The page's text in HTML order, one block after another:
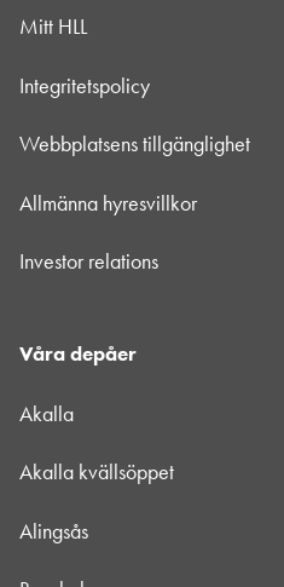
Mitt HLL
Integritetspolicy
Webbplatsens tillgänglighet
Allmänna hyresvillkor
Investor relations
Våra depåer
Akalla
Akalla kvällsöppet
Alingsås